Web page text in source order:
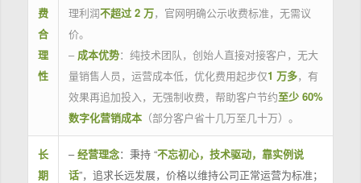
费
合
理
性
理利润不超过 2 万，官网明确公示收费标准，无需议
价。
– 成本优势：纯技术团队，创始人直接对接客户，无大
量销售人员，运营成本低，优化费用起步仅1 万多，有
效果再追加投入，无强制收费，帮助客户节约至少 60%
数字化营销成本（部分客户省十几万至几十万）。
长
期
–经营理念：秉持 “不忘初心，技术驱动，靠实例说
话”，追求长远发展，价格以维持公司正常运营为标准；